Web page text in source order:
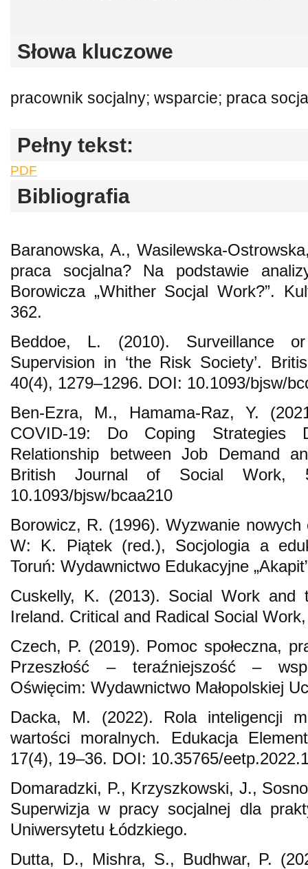
Słowa kluczowe
pracownik socjalny; wsparcie; praca
Pełny tekst:
PDF
Bibliografia
Baranowska, A., Wasilewska-
praca socjalna? Na podstawie
Borowicza „Whither Socjal Work?”.
362.
Beddoe, L. (2010). Surveillance
Supervision in ‘the Risk Society’.
40(4), 1279–1296. DOI: 10.1093/bjsw/
Ben-Ezra, M., Hamama-Raz, Y.
COVID-19: Do Coping Strategies
Relationship between Job Demand
British Journal of Social Work,
10.1093/bjsw/bcaa210
Borowicz, R. (1996). Wyzwanie
W: K. Piątek (red.), Socjologia a
Toruń: Wydawnictwo Edukacyjne
Cuskelly, K. (2013). Social Work
Ireland. Critical and Radical Social
Czech, P. (2019). Pomoc społeczna,
Przeszłość – teraźniejszość –
Oświęcim: Wydawnictwo Małopolskiej
Dacka, M. (2022). Rola inteligencji
wartości moralnych. Edukacja
17(4), 19–36. DOI: 10.35765/
Domaradzki, P., Krzyszkowski, J.,
Superwizja w pracy socjalnej dla
Uniwersytetu Łódzkiego.
Dutta, D., Mishra, S., Budhwar, P.